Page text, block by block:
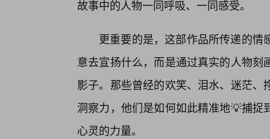
故事中的人物一同呼吸、一同感受。
更重要的是，这部作品所传递的
意去宣扬什么，而是通过真实的人物
影子。那些曾经的欢笑、泪水、迷茫
洞察力，他们是如何如此精准地💡捕
心灵的力量。